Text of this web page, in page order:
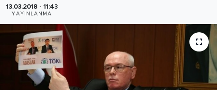
13.03.2018 - 11:43
YAYINLANMA
Eğitim
Bölge
Teknoloji
Haber Arşivi